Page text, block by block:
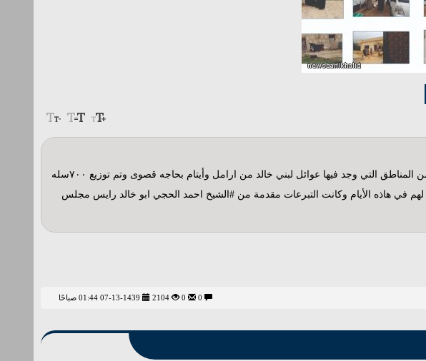
تم بفضل الله سبحانه وتعالى توزيع مواد غذائية ومبالغ ماليه من قيل رايس مجلس بني خالد ل عدد من العوائل في عدد من المناطق التي وجد فيها عوائل لبني خالد من ارامل وأيتام بحاجه قصوى وتم توزيع ٧٠٠سله
لهم في هاذه الأيام وكانت التبرعات مقدمة من #الشيخ احمد الحجي ابو خالد رايس مجلس
2104